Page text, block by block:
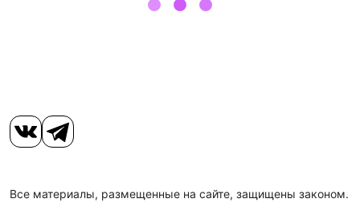
Все материалы, размещенные на сайте, защищены законом.